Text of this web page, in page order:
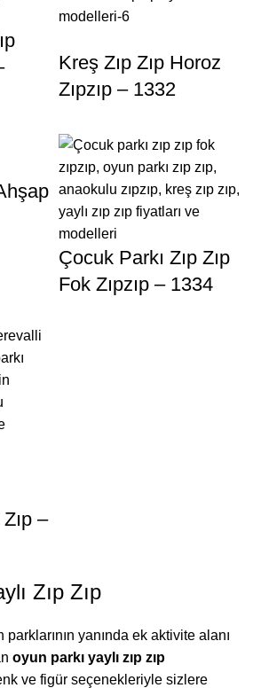
Kreş Zıp Zıp Horoz
Zıpzıp – 1332
Çocuk Parkı Zıp Zıp
Fok Zıpzıp – 1334
–
Zıp Zıp
yanında ek aktivite alanı
oyun parkı yaylı zıp zıp
ve figür seçenekleriyle sizlere